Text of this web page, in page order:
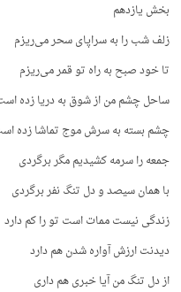
بخش یازدهم
زلف شب را به سراپای سحر می‌ریزم
تا خود صبح به راه تو قمر می‌ریزم
ساحل چشم من از شوق به دریا زده
چشم بسته به سرش موج تماشا زده
جمعه را سرمه کشیدیم مگر برگردی
با همان سیصد و دل تنگ نفر برگردی
زندگی نیست ممات است تو را کم دارد
دیدنت ارزش آواره شدن هم دارد
از دل تنگ من آیا خبری هم داری